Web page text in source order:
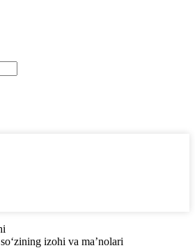
so‘zining izohi va ma’nolari